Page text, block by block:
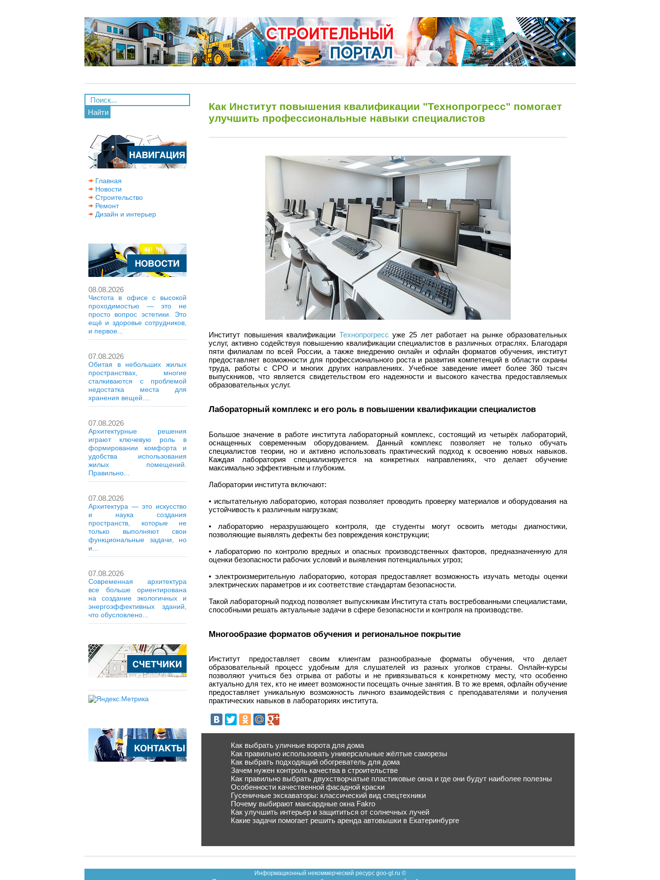
Найти
Главная
Новости
Строительство
Ремонт
Дизайн и интерьер
08.08.2026
Чистота в офисе с высокой
проходимостью — это не
просто вопрос эстетики. Это
ещё и здоровье сотрудников,
и первое...
07.08.2026
Обитая в небольших жилых
пространствах, многие
сталкиваются с проблемой
недостатка места для
хранения вещей....
07.08.2026
Архитектурные решения
играют ключевую роль в
формировании комфорта и
удобства использования
жилых помещений.
Правильно...
07.08.2026
Архитектура — это искусство
и наука создания
пространств, которые не
только выполняют свои
функциональные задачи, но
и...
07.08.2026
Современная архитектура
все больше ориентирована
на создание экологичных и
энергоэффективных зданий,
что обусловлено...
Как Институт повышения квалификации "Технопрогресс" помогает
улучшить профессиональные навыки специалистов
Институт повышения квалификации Технопрогресс уже 25 лет работает на рынке образовательных
услуг, активно содействуя повышению квалификации специалистов в различных отраслях. Благодаря
пяти филиалам по всей России, а также внедрению онлайн и офлайн форматов обучения, институт
предоставляет возможности для профессионального роста и развития компетенций в области охраны
труда, работы с СРО и многих других направлениях. Учебное заведение имеет более 360 тысяч
выпускников, что является свидетельством его надежности и высокого качества предоставляемых
образовательных услуг.
Лабораторный комплекс и его роль в повышении квалификации специалистов
Большое значение в работе института лабораторный комплекс, состоящий из четырёх лабораторий,
оснащенных современным оборудованием. Данный комплекс позволяет не только обучать
специалистов теории, но и активно использовать практический подход к освоению новых навыков.
Каждая лаборатория специализируется на конкретных направлениях, что делает обучение
максимально эффективным и глубоким.
Лаборатории института включают:
• испытательную лабораторию, которая позволяет проводить проверку материалов и оборудования на
устойчивость к различным нагрузкам;
• лабораторию неразрушающего контроля, где студенты могут освоить методы диагностики,
позволяющие выявлять дефекты без повреждения конструкции;
• лабораторию по контролю вредных и опасных производственных факторов, предназначенную для
оценки безопасности рабочих условий и выявления потенциальных угроз;
• электроизмерительную лабораторию, которая предоставляет возможность изучать методы оценки
электрических параметров и их соответствие стандартам безопасности.
Такой лабораторный подход позволяет выпускникам Института стать востребованными специалистами,
способными решать актуальные задачи в сфере безопасности и контроля на производстве.
Многообразие форматов обучения и региональное покрытие
Институт предоставляет своим клиентам разнообразные форматы обучения, что делает
образовательный процесс удобным для слушателей из разных уголков страны. Онлайн-курсы
позволяют учиться без отрыва от работы и не привязываться к конкретному месту, что особенно
актуально для тех, кто не имеет возможности посещать очные занятия. В то же время, офлайн обучение
предоставляет уникальную возможность личного взаимодействия с преподавателями и получения
практических навыков в лабораториях института.
Как выбрать уличные ворота для дома
Как правильно использовать универсальные жёлтые саморезы
Как выбрать подходящий обогреватель для дома
Зачем нужен контроль качества в строительстве
Как правильно выбрать двухстворчатые пластиковые окна и где они будут наиболее полезны
Особенности качественной фасадной краски
Гусеничные экскаваторы: классический вид спецтехники
Почему выбирают мансардные окна Fakro
Как улучшить интерьер и защититься от солнечных лучей
Какие задачи помогает решить аренда автовышки в Екатеринбурге
Информационный некоммерческий ресурс goo-gl.ru ©